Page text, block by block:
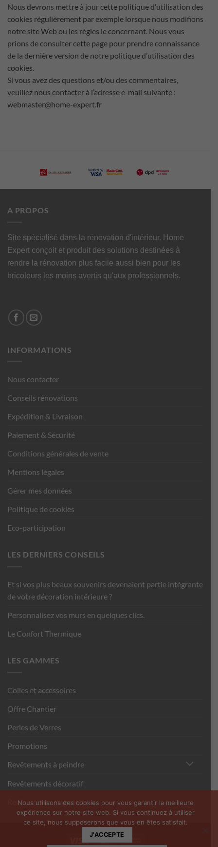
Nous devrons mettre à jour cette politique d’utilisation des
cookies régulièrement par exemple lorsque nous modifions
notre site Web ou les règles le concernant. Nous vous
prions de consulter cette page pour prendre connaissance
de la dernière version de notre politique d’utilisation des
cookies.
Si vous avez des questions et/ou des commentaires,
veuillez nous contacter à l’adresse e-mail suivante :
webmaster@home-expert.fr
A PROPOS
Site spécialisé dans la rénovation d'intérieur. Home
Expert conçoit et produit des solutions destinées à
rendre la rénovation plus facile aussi bien pour les
bricoleurs les moins avertis qu'aux professionnels.
INFORMATIONS
Nous contacter
Conseils rénovations
Expédition & Livraison
Paiement & Sécurité
Conditions générales de vente
Mentions légales
Gérer mes données
Politique de cookies
Eco-participation
LES DERNIERS CONSEILS
Et si vos plus beaux souvenirs devenaient partie intégrante
de votre décoration intérieure ?
Personnalisez vos murs en quelques clics.
Le Confort Thermique
LES GAMMES
Colles et accessoires
Offre Chantier
Perles de Verres
Promotions
Revêtements à peindre
Revêtements décoratif
Revêtements magnétiques
Visa MasterCard
Nous utilisons des cookies pour vous garantir la meilleure
expérience sur notre site web. Si vous continuez à utiliser
ce site, nous supposerons que vous en êtes satisfait.
J'ACCEPTE